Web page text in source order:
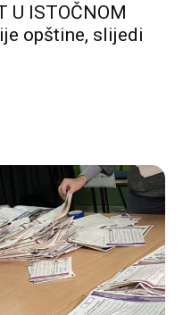
U ISTOČNOM
opštine, slijedi